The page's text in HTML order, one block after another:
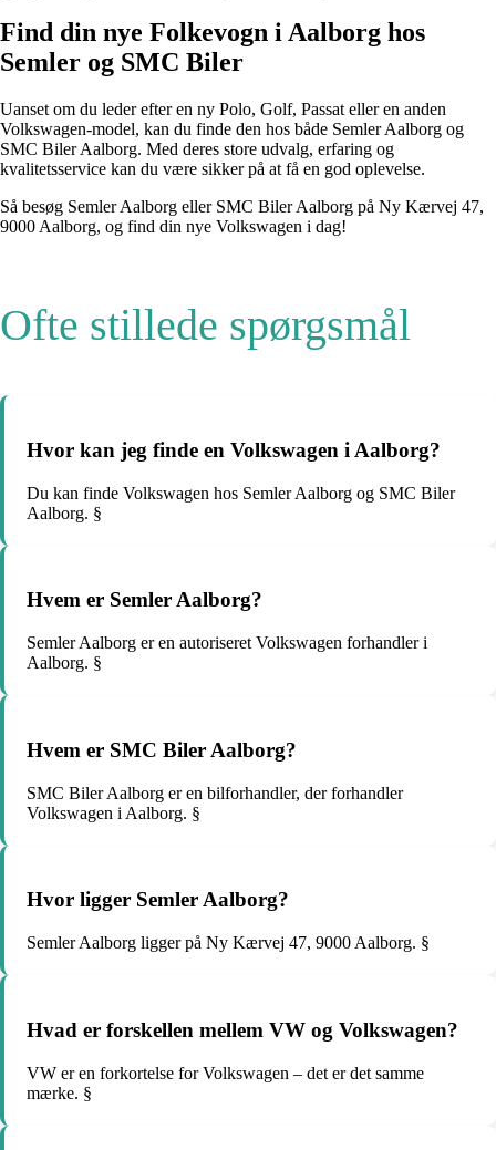
Find din nye Folkevogn i Aalborg hos
Semler og SMC Biler
Uanset om du leder efter en ny Polo, Golf, Passat eller en anden
Volkswagen-model, kan du finde den hos både Semler Aalborg og
SMC Biler Aalborg. Med deres store udvalg, erfaring og
kvalitetsservice kan du være sikker på at få en god oplevelse.
Så besøg Semler Aalborg eller SMC Biler Aalborg på Ny Kærvej 47,
9000 Aalborg, og find din nye Volkswagen i dag!
Ofte stillede spørgsmål
Hvor kan jeg finde en Volkswagen i Aalborg?
Du kan finde Volkswagen hos Semler Aalborg og SMC Biler
Aalborg. §
Hvem er Semler Aalborg?
Semler Aalborg er en autoriseret Volkswagen forhandler i
Aalborg. §
Hvem er SMC Biler Aalborg?
SMC Biler Aalborg er en bilforhandler, der forhandler
Volkswagen i Aalborg. §
Hvor ligger Semler Aalborg?
Semler Aalborg ligger på Ny Kærvej 47, 9000 Aalborg. §
Hvad er forskellen mellem VW og Volkswagen?
VW er en forkortelse for Volkswagen – det er det samme
mærke. §